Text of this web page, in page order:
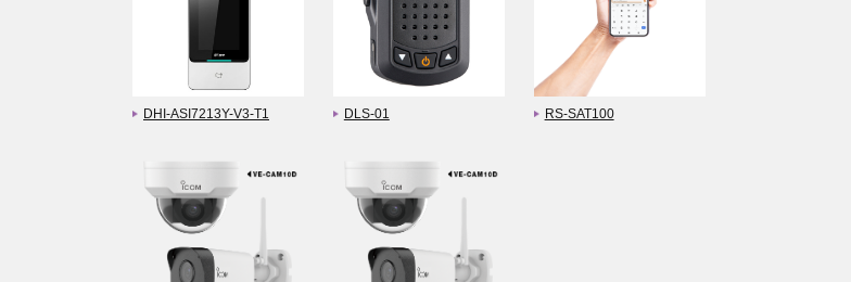
DHI-ASI7213Y-V3-T1 DLS-01 RS-SAT100